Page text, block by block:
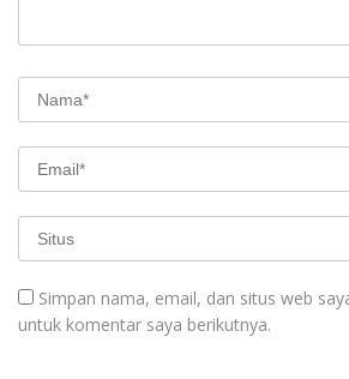
Simpan nama, email, dan situs web
untuk komentar saya berikutnya.